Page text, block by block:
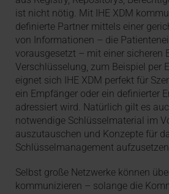
ist nicht nötig. Mit IHE XDM
definierte Partner mittels einer
von Informationen – die
vorausgesetzt – mit einer sicheren
Verschlüsselung, zum Beispiel per
eignet sich IHE XDM perfekt für
ein Empfänger oder ein definierter
adressiert wird. Natürlich gilt es
notwendige Schlüsselmaterial im
auszutauschen und Konzepte für
Schlüsselmanagement aufzusetzen.
Selbst große Netzwerke können
kommunizieren – solange die